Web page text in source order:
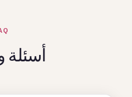
أسئلة